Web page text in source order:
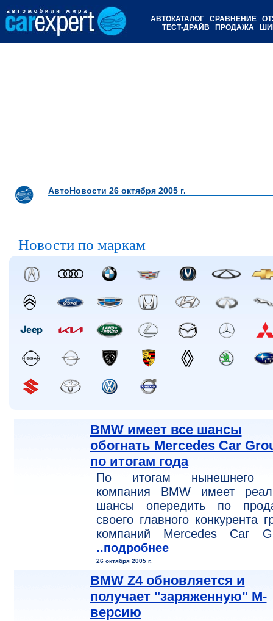
АВТОКАТАЛОГ СРАВНЕНИЕ
ТЕСТ-ДРАЙВ
ПРОДАЖА
АвтоНовости 26 октября 2005 г.
Новости по маркам
BMW имеет все шансы
обогнать Mercedes Car
по итогам года
По итогам нынешнего
компания BMW имеет
шансы опередить по
своего главного конкурента
компаний Mercedes Car
..подробнее
26 октября 2005 г.
BMW Z4 обновляется и
получает "заряженную" М-
версию